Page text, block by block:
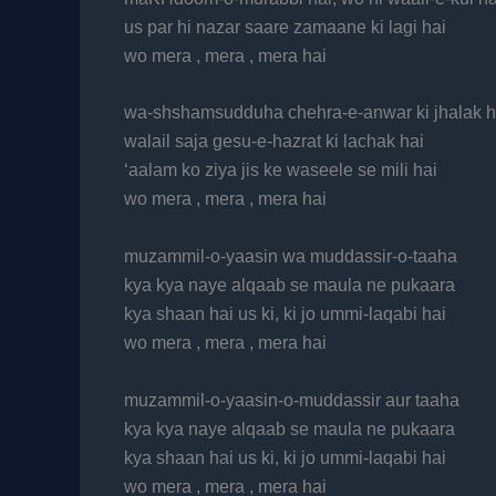
us par hi nazar saare zamaane ki lagi hai
wo mera , mera , mera hai
wa-shshamsudduha chehra-e-anwar ki jhalak
walail saja gesu-e-hazrat ki lachak hai
‘aalam ko ziya jis ke waseele se mili hai
wo mera , mera , mera hai
muzammil-o-yaasin wa muddassir-o-taaha
kya kya naye alqaab se maula ne pukaara
kya shaan hai us ki, ki jo ummi-laqabi hai
wo mera , mera , mera hai
muzammil-o-yaasin-o-muddassir aur taaha
kya kya naye alqaab se maula ne pukaara
kya shaan hai us ki, ki jo ummi-laqabi hai
wo mera , mera , mera hai